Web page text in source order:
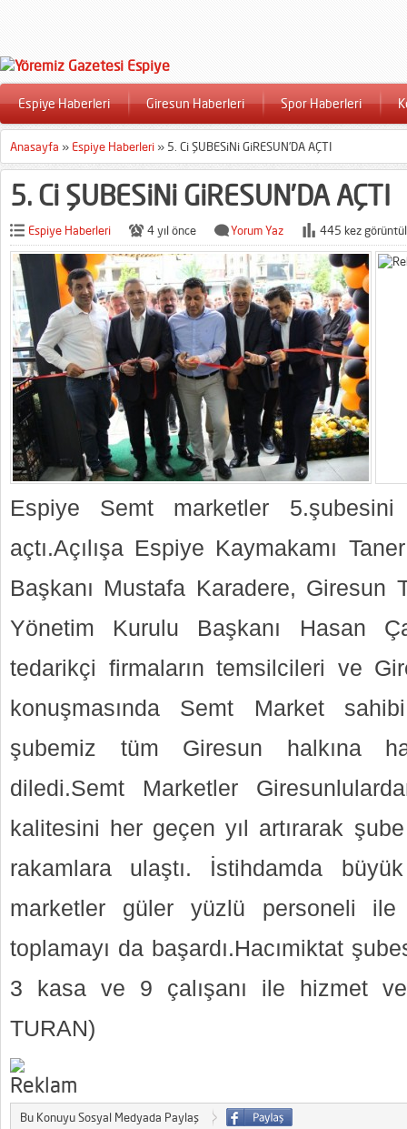
Espiye Haberleri Giresun Haberleri Spor Haberleri
Anasayfa » Espiye Haberleri » 5. Ci ŞUBESiNi GiRESUN’DA AÇTI
5. Ci ŞUBESiNi GiRESUN’DA AÇTI
Espiye Haberleri 4 yıl önce Yorum Yaz 445 kez
Espiye Semt marketler 5.şubesini
açtı.Açılışa Espiye Kaymakamı
Başkanı Mustafa Karadere, Giresun
Yönetim Kurulu Başkanı Hasan
tedarikçi firmaların temsilcileri ve
konuşmasında Semt Market
şubemiz tüm Giresun halkına
diledi.Semt Marketler
kalitesini her geçen yıl artırarak
rakamlara ulaştı. İstihdamda
marketler güler yüzlü personeli ile
toplamayı da başardı.Hacımiktat
3 kasa ve 9 çalışanı ile hizmet
TURAN)
Bu Konuyu Sosyal Medyada Paylaş